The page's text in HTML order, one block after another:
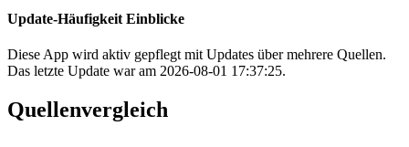
Update-Häufigkeit Einblicke
Diese App wird aktiv gepflegt mit Updates über mehrere Quellen.
Das letzte Update war am 2026-08-01 17:37:25.
Quellenvergleich